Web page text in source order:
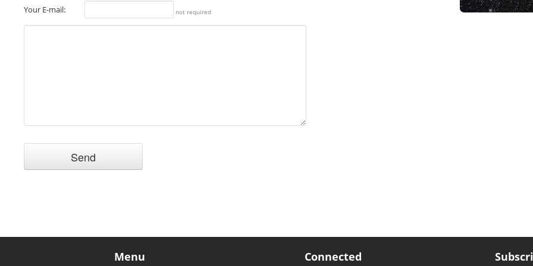
Your E-mail: not required
Menu Connected